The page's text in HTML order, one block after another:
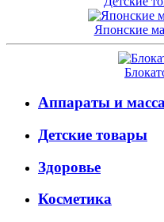
Японские
Аппараты и
Детские товары
Здоровье
Косметика